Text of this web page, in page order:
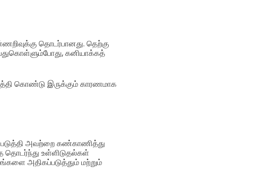
தொடர்பானது. தெற்கு
கனியாக்கத்
கொண்டு இருக்கும் காரணமாக
அவற்றை கண்காணித்து
தொடர்ந்து உள்ளிடுதல்கள்
அதிகப்படுத்தும் மற்றும்